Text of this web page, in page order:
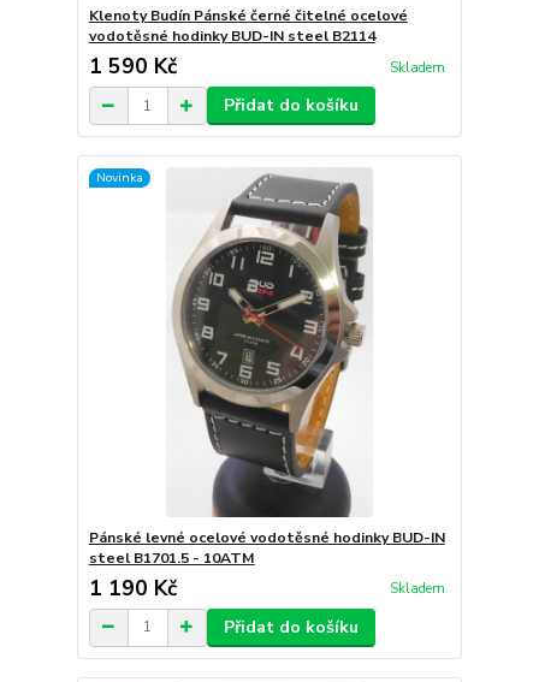
Klenoty Budín Pánské černé čitelné ocelové
vodotěsné hodinky BUD-IN steel B2114
1 590 Kč Skladem
Přidat do košíku
Novinka
Pánské levné ocelové vodotěsné hodinky BUD-IN
steel B1701.5 - 10ATM
1 190 Kč Skladem
Přidat do košíku